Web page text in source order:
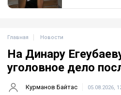
Главная Новости
На Динару
уголовное дело
Курманов Байтас 05.08.2026,